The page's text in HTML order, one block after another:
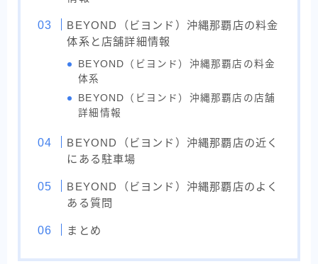
BEYOND（ビヨンド）沖縄那覇店の料金
体系と店舗詳細情報
BEYOND（ビヨンド）沖縄那覇店の料金
体系
BEYOND（ビヨンド）沖縄那覇店の店舗
詳細情報
BEYOND（ビヨンド）沖縄那覇店の近く
にある駐車場
BEYOND（ビヨンド）沖縄那覇店のよく
ある質問
まとめ